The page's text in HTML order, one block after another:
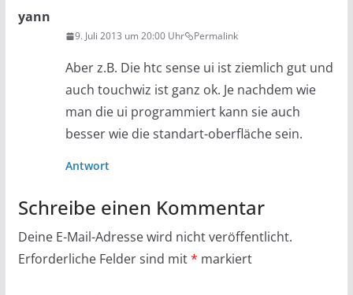
yann
9. Juli 2013 um 20:00 Uhr Permalink
Aber z.B. Die htc sense ui ist ziemlich gut und
auch touchwiz ist ganz ok. Je nachdem wie
man die ui programmiert kann sie auch
besser wie die standart-oberfläche sein.
Antwort
Schreibe einen Kommentar
Deine E-Mail-Adresse wird nicht veröffentlicht.
Erforderliche Felder sind mit* markiert